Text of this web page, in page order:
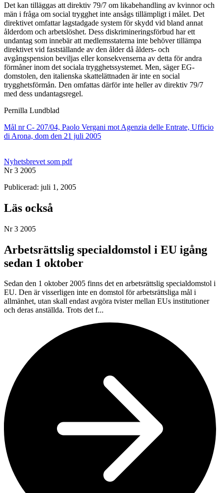
Det kan tilläggas att direktiv 79/7 om likabehandling av kvinnor och
män i fråga om social trygghet inte ansågs tillämpligt i målet. Det
direktivet omfattar lagstadgade system för skydd vid bland annat
ålderdom och arbetslöshet. Dess diskrimineringsförbud har ett
undantag som innebär att medlemsstaterna inte behöver tillämpa
direktivet vid fastställande av den ålder då ålders- och
avgångspension beviljas eller konsekvenserna av detta för andra
förmåner inom det sociala trygghetssystemet. Men, säger EG-
domstolen, den italienska skattelättnaden är inte en social
trygghetsförmån. Den omfattas därför inte heller av direktiv 79/7
med dess undantagsregel.
Pernilla Lundblad
Mål nr C- 207/04, Paolo Vergani mot Agenzia delle Entrate, Ufficio
di Arona, dom den 21 juli 2005
Nyhetsbrevet som pdf
Nr 3 2005
Publicerad: juli 1, 2005
Läs också
Nr 3 2005
Arbetsrättslig specialdomstol i EU igång
sedan 1 oktober
Sedan den 1 oktober 2005 finns det en arbetsrättslig specialdomstol i
EU. Den är visserligen inte en domstol för arbetsrättsliga mål i
allmänhet, utan skall endast avgöra tvister mellan EUs institutioner
och deras anställda. Trots det f...